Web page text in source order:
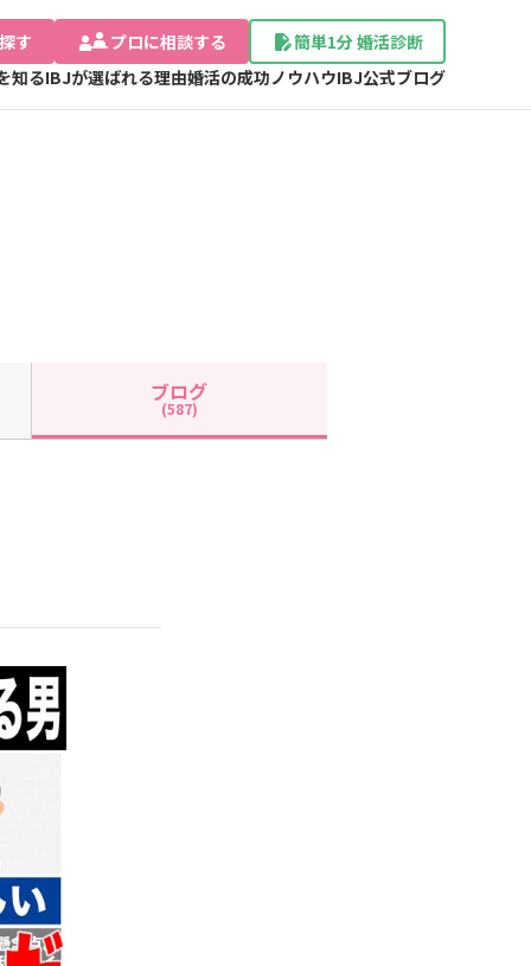
す プロに相談する
簡単1分 婚活診断
知るIBJが選ばれる理由婚活の成功ノウハウIBJ公式ブログ
ブログ
(587)